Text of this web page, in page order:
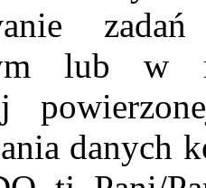
lub w
danych